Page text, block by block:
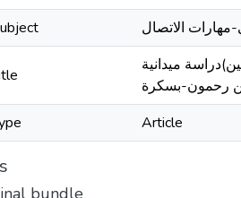
مهارات الاتصال
ميدانية
رحمون-بسكرة
Article
bundle